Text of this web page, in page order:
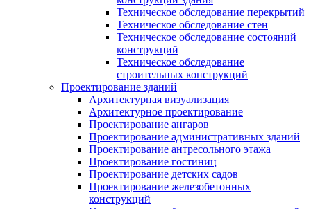
Техническое обследование перекрытий
Техническое обследование стен
Техническое обследование состояний
конструкций
Техническое обследование
строительных конструкций
Проектирование зданий
Архитектурная визуализация
Архитектурное проектирование
Проектирование ангаров
Проектирование административных зданий
Проектирование антресольного этажа
Проектирование гостиниц
Проектирование детских садов
Проектирование железобетонных
конструкций